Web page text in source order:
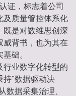
证，标志着公司
及质量管控体系化
既是对数维思创深
威背书，也为其在
础。
行业数字化转型的
持"数据驱动决
数据采集治理、